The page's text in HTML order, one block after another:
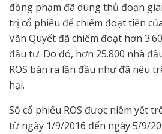
đồng phạm đã dùng thủ đoạn
trị cổ phiếu để chiếm đoạt tiền
Văn Quyết đã chiếm đoạt hơn
đầu tư. Do đó, hơn 25.800 nhà
ROS bán ra lần đầu như đã nêu
hại.
Số cổ phiếu ROS được niêm yết
từ ngày 1/9/2016 đến ngày 5/9/